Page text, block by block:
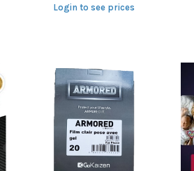
Login to see prices